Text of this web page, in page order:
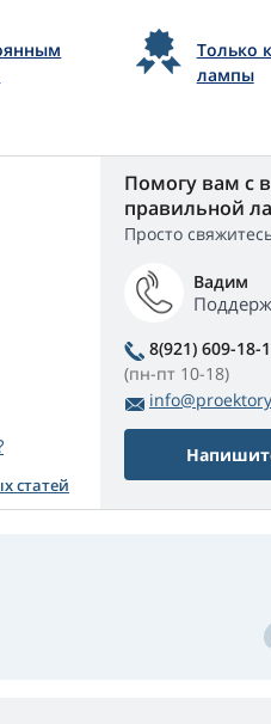
Только
лампы
статей
Помогу вам с
правильной
Просто
Вадим
8(921) 609-18-
(пн-пт 10-18)